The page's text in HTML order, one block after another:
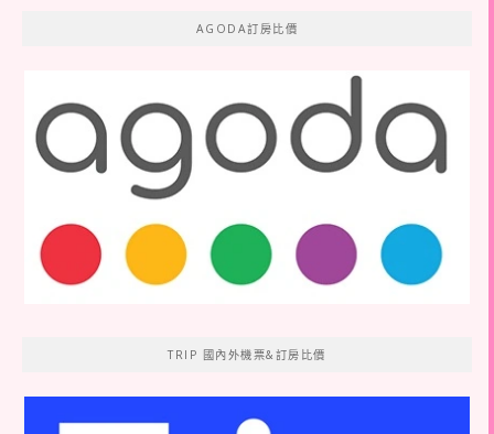
AGODA訂房比價
TRIP 國內外機票&訂房比價